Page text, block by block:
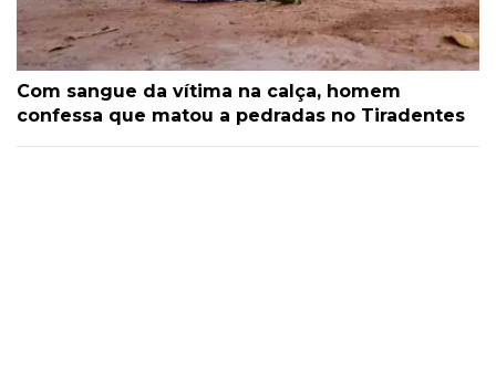
Com sangue da vítima na calça, homem
confessa que matou a pedradas no Tiradentes